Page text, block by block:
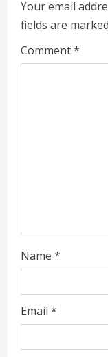
e
R
g
Your email
fields are marked
Comment*
Name *
Email *